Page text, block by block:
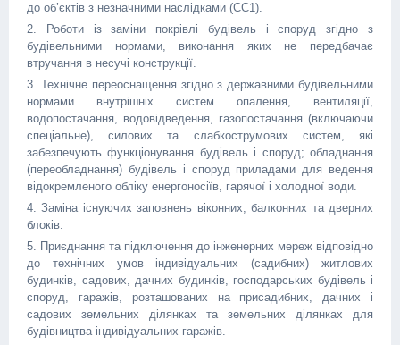
до об’єктів з незначними наслідками (СС1).
2. Роботи із заміни покрівлі будівель і споруд згідно з
будівельними нормами, виконання яких не передбачає
втручання в несучі конструкції.
3. Технічне переоснащення згідно з державними будівельними
нормами внутрішніх систем опалення, вентиляції,
водопостачання, водовідведення, газопостачання (включаючи
спеціальне), силових та слабкострумових систем, які
забезпечують функціонування будівель і споруд; обладнання
(переобладнання) будівель і споруд приладами для ведення
відокремленого обліку енергоносіїв, гарячої і холодної води.
4. Заміна існуючих заповнень віконних, балконних та дверних
блоків.
5. Приєднання та підключення до інженерних мереж відповідно
до технічних умов індивідуальних (садибних) житлових
будинків, садових, дачних будинків, господарських будівель і
споруд, гаражів, розташованих на присадибних, дачних і
садових земельних ділянках та земельних ділянках для
будівництва індивідуальних гаражів.